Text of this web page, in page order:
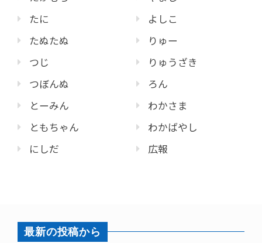
たに
たぬたぬ
つじ
つぼんぬ
とーみん
ともちゃん
にしだ
よしこ
りゅー
りゅうざき
ろん
わかさま
わかばやし
広報
最新の投稿から